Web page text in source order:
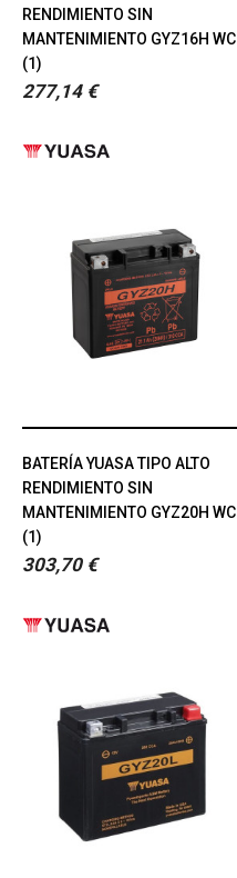
RENDIMIENTO SIN
MANTENIMIENTO GYZ16H WC
(1)
277,14 €
BATERÍA YUASA TIPO ALTO
RENDIMIENTO SIN
MANTENIMIENTO GYZ20H WC
(1)
303,70 €